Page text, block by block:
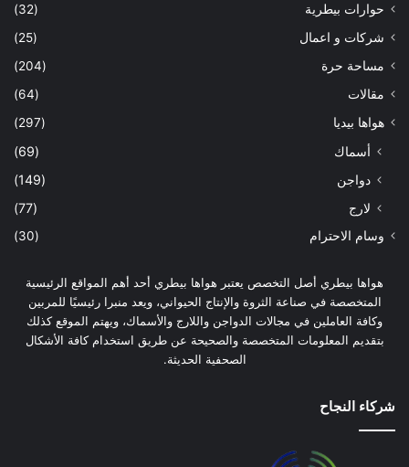
حوارات بيطرية
(32)
شركات و اعمال
(25)
مساحة حرة
(204)
مقالات
(64)
هواها بيديا
(297)
أسماك
(69)
دواجن
(149)
لارج
(77)
وسام الاحترام (30)
هواها بيطري أصل التخصص يعتبر هواها بيطري أحد أهم المواقع الرئيسية
المتخصصة في صناعة الثروة والإنتاج الحيواني، ويعد منبرا رئيسيًا للمربين
وكافة العاملين في مجالات الدواجن واللارج والأسماك، ويهتم الموقع كذلك
بتقديم المعلومات المتخصصة والصحيحة عن طريق استخدام كافة الأشكال
الصحفية الحديثة.
شركاء النجاح